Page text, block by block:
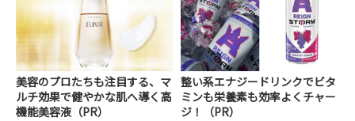
美容のプロたちも注目する、マ
ルチ効果で健やかな肌へ導く高
機能美容液（PR）
整い系エナジードリンクでビタ
ミンも栄養素も効率よくチャー
ジ！（PR）